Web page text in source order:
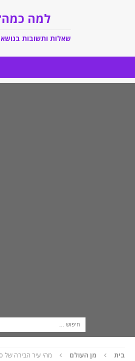
למה
שאלות ותשובות
בית מן העולם מהי עיר הבירה של